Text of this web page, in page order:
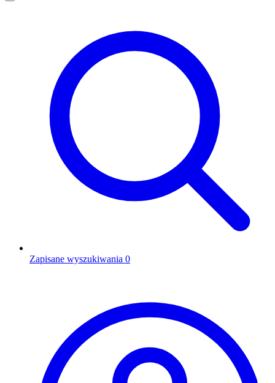
Zapisane wyszukiwania 0